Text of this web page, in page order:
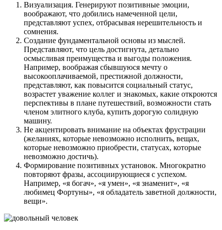
Визуализация. Генерируют позитивные эмоции,
воображают, что добились намеченной цели,
представляют успех, отбрасывая нерешительность и
сомнения.
Создание фундаментальной основы из мыслей.
Представляют, что цель достигнута, детально
осмысливая преимущества и выгоды положения.
Например, воображая сбывшуюся мечту о
высокооплачиваемой, престижной должности,
представляют, как повысится социальный статус,
возрастет уважение коллег и знакомых, какие откроются
перспективы в плане путешествий, возможности стать
членом элитного клуба, купить дорогую солидную
машину.
Не акцентировать внимание на объектах фрустрации
(желаниях, которые невозможно исполнить, вещах,
которые невозможно приобрести, статусах, которые
невозможно достичь).
Формирование позитивных установок. Многократно
повторяют фразы, ассоциирующиеся с успехом.
Например, «я богач», «я умен», «я знаменит», «я
любимец Фортуны», «я обладатель заветной должности,
вещи».